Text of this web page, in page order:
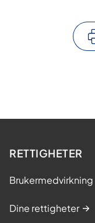
RETTIGHETER
Brukermedvirkning
Dine rettigheter